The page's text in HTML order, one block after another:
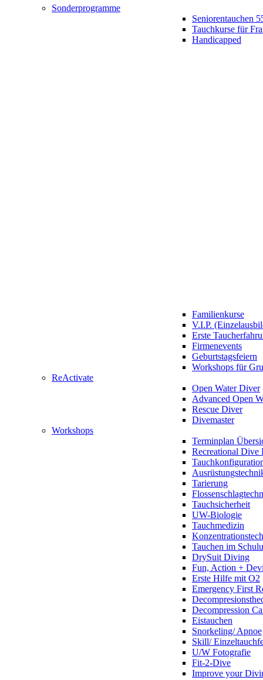
Sonderprogramme
Seniorentauchen
Tauchkurse für
Handicapped
Familienkurse
V.I.P.
Erste
Firmenevents
Geburtstagsfeiern
Workshops für
ReActivate
Open Water Diver
Advanced Open
Rescue Diver
Divemaster
Workshops
Terminplan
Recreational Dive
Tarierung
Tauchsicherheit
UW-Biologie
Tauchmedizin
Tauchen im
DrySuit Diving
Fun, Action +
Erste Hilfe mit O2
Emergency First
Decompression
Eistauchen
Snorkeling/ Apnoe
Skill/
U/W Fotografie
Fit-2-Dive
Improve your